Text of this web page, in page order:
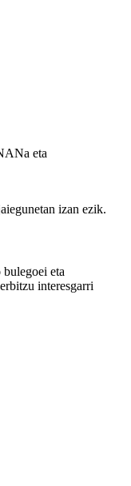
eta
izan ezik.
eta
interesgarri